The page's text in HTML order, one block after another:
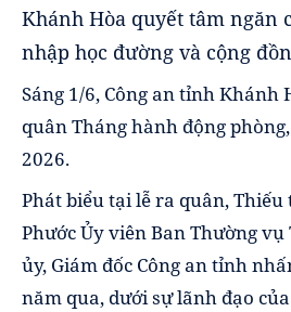
Khánh Hòa quyết tâm ngăn
nhập học đường và cộng
Sáng 1/6, Công an tỉnh Khánh
quân Tháng hành động
2026.
Phát biểu tại lễ ra quân,
Phước Ủy viên Ban Thường
ủy, Giám đốc Công an tỉnh
năm qua, dưới sự lãnh đạo